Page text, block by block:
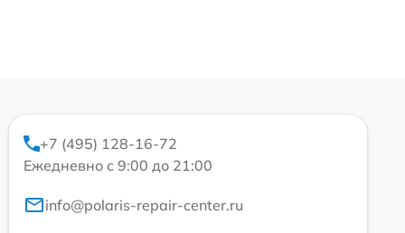
+7 (495) 128-16-72
Ежедневно с 9:00 до 21:00
info@polaris-repair-center.ru